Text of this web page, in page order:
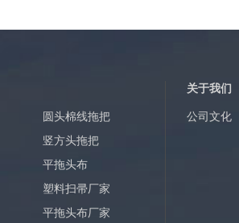
圆头棉线拖把
竖方头拖把
平拖头布
塑料扫帚厂家
平拖头布厂家
关于我们
公司文化